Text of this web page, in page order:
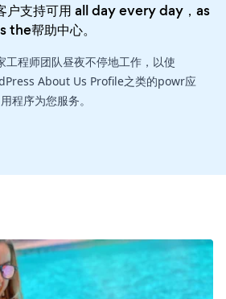
支持可用 all day every day，as
the帮助中心。
工程师团队昼夜不停地工作，以使
About Us Profile之类的powr应
用程序为您服务。